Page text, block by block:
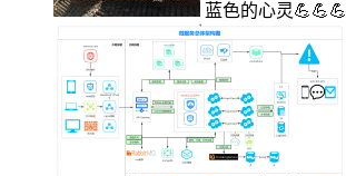
蓝色的心灵💪💪💪